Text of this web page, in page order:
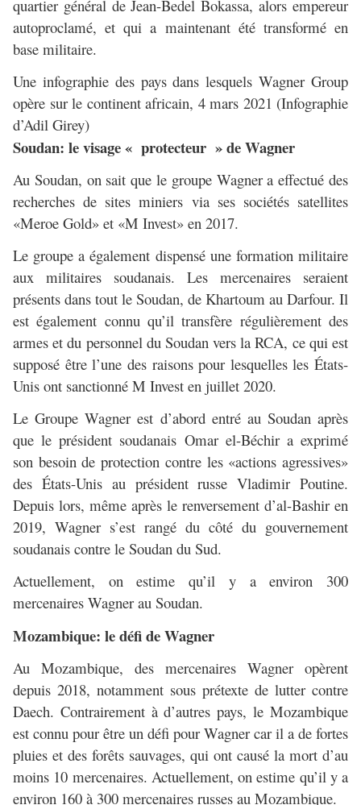
quartier général de Jean-Bedel Bokassa, alors empereur
autoproclamé, et qui a maintenant été transformé en
base militaire.
Une infographie des pays dans lesquels Wagner Group
opère sur le continent africain, 4 mars 2021 (Infographie
d’Adil Girey)
Soudan: le visage « protecteur » de Wagner
Au Soudan, on sait que le groupe Wagner a effectué des
recherches de sites miniers via ses sociétés satellites
«Meroe Gold» et «M Invest» en 2017.
Le groupe a également dispensé une formation militaire
aux militaires soudanais. Les mercenaires seraient
présents dans tout le Soudan, de Khartoum au Darfour. Il
est également connu qu’il transfère régulièrement des
armes et du personnel du Soudan vers la RCA, ce qui est
supposé être l’une des raisons pour lesquelles les États-
Unis ont sanctionné M Invest en juillet 2020.
Le Groupe Wagner est d’abord entré au Soudan après
que le président soudanais Omar el-Béchir a exprimé
son besoin de protection contre les «actions agressives»
des États-Unis au président russe Vladimir Poutine.
Depuis lors, même après le renversement d’al-Bashir en
2019, Wagner s’est rangé du côté du gouvernement
soudanais contre le Soudan du Sud.
Actuellement, on estime qu’il y a environ 300
mercenaires Wagner au Soudan.
Mozambique: le défi de Wagner
Au Mozambique, des mercenaires Wagner opèrent
depuis 2018, notamment sous prétexte de lutter contre
Daech. Contrairement à d’autres pays, le Mozambique
est connu pour être un défi pour Wagner car il a de fortes
pluies et des forêts sauvages, qui ont causé la mort d’au
moins 10 mercenaires. Actuellement, on estime qu’il y a
environ 160 à 300 mercenaires russes au Mozambique.